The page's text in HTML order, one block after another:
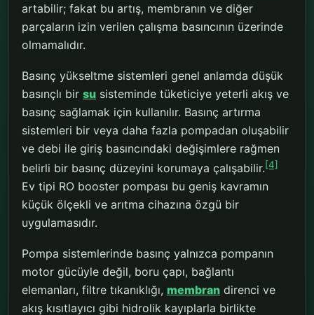
artabilir; fakat bu artış, membranın ve diğer
parçaların izin verilen çalışma basıncının üzerinde
olmamalıdır.
Basınç yükseltme sistemleri genel anlamda düşük
basınçlı bir su sisteminde tüketiciye yeterli akış ve
basınç sağlamak için kullanılır. Basınç artırma
sistemleri bir veya daha fazla pompadan oluşabilir
ve debi ile giriş basıncındaki değişimlere rağmen
belirli bir basınç düzeyini korumaya çalışabilir.[4]
Ev tipi RO booster pompası bu geniş kavramın
küçük ölçekli ve arıtma cihazına özgü bir
uygulamasıdır.
Pompa sistemlerinde basınç yalnızca pompanın
motor gücüyle değil, boru çapı, bağlantı
elemanları, filtre tıkanıklığı, membran direnci ve
akış kısıtlayıcı gibi hidrolik kayıplarla birlikte